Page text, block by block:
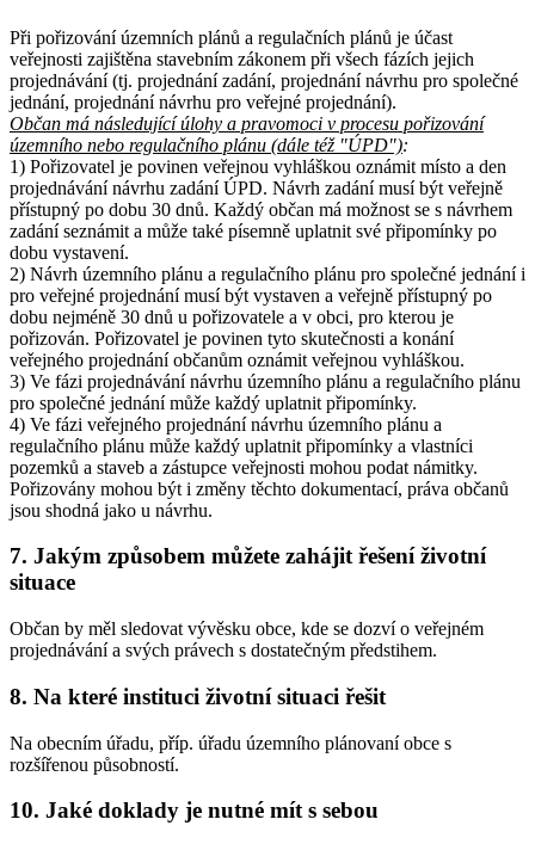
Při pořizování územních plánů a regulačních plánů je účast
veřejnosti zajištěna stavebním zákonem při všech fázích jejich
projednávání (tj. projednání zadání, projednání návrhu pro společné
jednání, projednání návrhu pro veřejné projednání).
Občan má následující úlohy a pravomoci v procesu pořizování
územního nebo regulačního plánu (dále též "ÚPD"):
1) Pořizovatel je povinen veřejnou vyhláškou oznámit místo a den
projednávání návrhu zadání ÚPD. Návrh zadání musí být veřejně
přístupný po dobu 30 dnů. Každý občan má možnost se s návrhem
zadání seznámit a může také písemně uplatnit své připomínky po
dobu vystavení.
2) Návrh územního plánu a regulačního plánu pro společné jednání i
pro veřejné projednání musí být vystaven a veřejně přístupný po
dobu nejméně 30 dnů u pořizovatele a v obci, pro kterou je
pořizován. Pořizovatel je povinen tyto skutečnosti a konání
veřejného projednání občanům oznámit veřejnou vyhláškou.
3) Ve fázi projednávání návrhu územního plánu a regulačního plánu
pro společné jednání může každý uplatnit připomínky.
4) Ve fázi veřejného projednání návrhu územního plánu a
regulačního plánu může každý uplatnit připomínky a vlastníci
pozemků a staveb a zástupce veřejnosti mohou podat námitky.
Pořizovány mohou být i změny těchto dokumentací, práva občanů
jsou shodná jako u návrhu.
7. Jakým způsobem můžete zahájit řešení životní
situace
Občan by měl sledovat vývěsku obce, kde se dozví o veřejném
projednávání a svých právech s dostatečným předstihem.
8. Na které instituci životní situaci řešit
Na obecním úřadu, příp. úřadu územního plánovaní obce s
rozšířenou působností.
10. Jaké doklady je nutné mít s sebou